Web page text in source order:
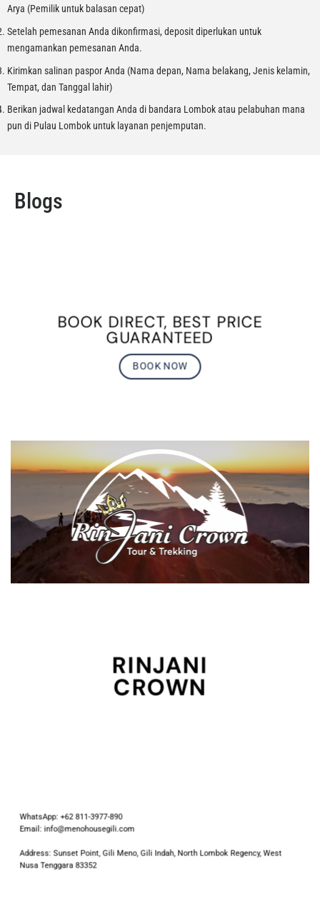
Arya (Pemilik untuk balasan cepat)
Setelah pemesanan Anda dikonfirmasi, deposit diperlukan untuk
mengamankan pemesanan Anda.
Kirimkan salinan paspor Anda (Nama depan, Nama belakang, Jenis kelamin,
Tempat, dan Tanggal lahir)
Berikan jadwal kedatangan Anda di bandara Lombok atau pelabuhan mana
pun di Pulau Lombok untuk layanan penjemputan.
Blogs
BOOK DIRECT, BEST PRICE
GUARANTEED
BOOK NOW
RINJANI
CROWN
WhatsApp: +62 811-3977-890
Email: info@menohousegili.com
Address: Sunset Point, Gili Meno, Gili Indah, North Lombok Regency, West
Nusa Tenggara 83352